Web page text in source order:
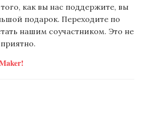
как вы нас поддержите, вы
подарок. Переходите по
нашим соучастником. Это не